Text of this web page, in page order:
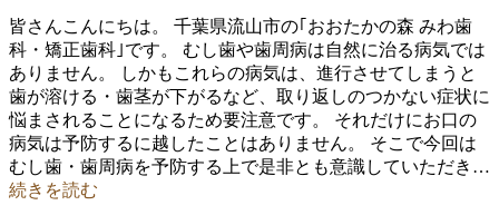
皆さんこんにちは。 千葉県流山市の｢おおたかの森 みわ歯
科・矯正歯科｣です。 むし歯や歯周病は自然に治る病気では
ありません。 しかもこれらの病気は、進行させてしまうと
歯が溶ける・歯茎が下がるなど、取り返しのつかない症状に
悩まされることになるため要注意です。 それだけにお口の
病気は予防するに越したことはありません。 そこで今回は
むし歯・歯周病を予防する上で是非とも意識していただき…
続きを読む